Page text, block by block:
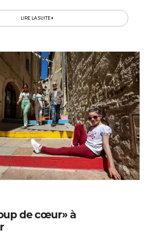
LIRE LA SUITE
de cœur» à